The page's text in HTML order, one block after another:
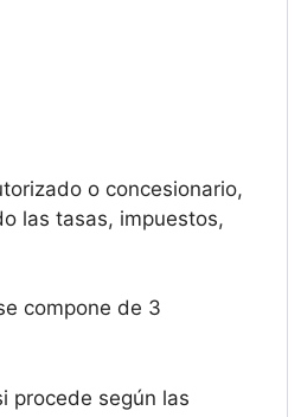
o concesionario,
las tasas, impuestos,
compone de 3
procede según las